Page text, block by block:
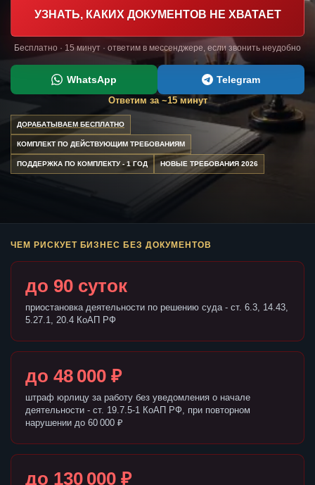
УЗНАТЬ, КАКИХ ДОКУМЕНТОВ НЕ ХВАТАЕТ
Бесплатно · 15 минут · ответим в мессенджере, если звонить неудобно
WhatsApp Telegram
Ответим за ~15 минут
ДОРАБАТЫВАЕМ БЕСПЛАТНО
КОМПЛЕКТ ПО ДЕЙСТВУЮЩИМ ТРЕБОВАНИЯМ
ПОДДЕРЖКА ПО КОМПЛЕКТУ - 1 ГОД НОВЫЕ ТРЕБОВАНИЯ 2026
ЧЕМ РИСКУЕТ БИЗНЕС БЕЗ ДОКУМЕНТОВ
до 90 суток
приостановка деятельности по решению суда - ст. 6.3, 14.43,
5.27.1, 20.4 КоАП РФ
до 48 000 ₽
штраф юрлицу за работу без уведомления о начале
деятельности - ст. 19.7.5-1 КоАП РФ, при повторном
нарушении до 60 000 ₽
до 130 000 ₽